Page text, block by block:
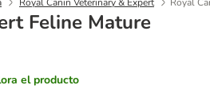
Feline Mature
el producto